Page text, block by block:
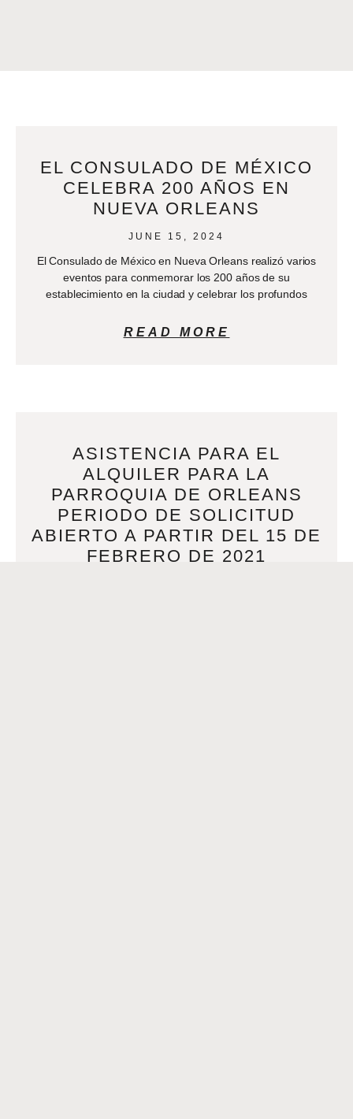
EL CONSULADO DE MÉXICO
CELEBRA 200 AÑOS EN
NUEVA ORLEANS
JUNE 15, 2024
El Consulado de México en Nueva Orleans realizó varios
eventos para conmemorar los 200 años de su
establecimiento en la ciudad y celebrar los profundos
READ MORE
ASISTENCIA PARA EL
ALQUILER PARA LA
PARROQUIA DE ORLEANS
PERIODO DE SOLICITUD
ABIERTO A PARTIR DEL 15 DE
FEBRERO DE 2021